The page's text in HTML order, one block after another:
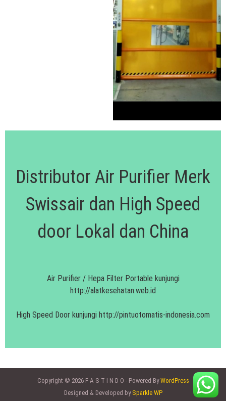
Distributor Air Purifier Merk
Swissair dan High Speed
door Lokal dan China
Air Purifier / Hepa Filter Portable kunjungi
http://alatkesehatan.web.id
High Speed Door kunjungi http://pintuotomatis-indonesia.com
Copyright © 2026 F A S T I N D O - Powered ByWordPress
Designed & Developed by Sparkle WP